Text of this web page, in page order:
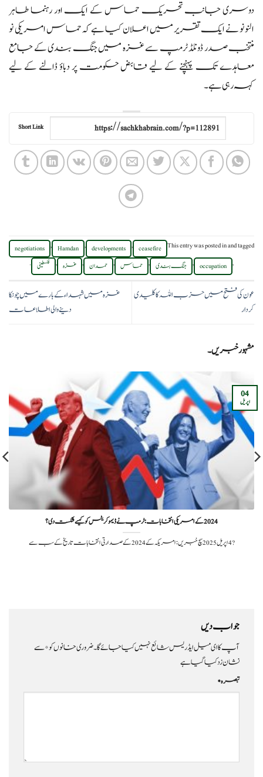
دوسری جانب تحریک حماس کے ایک اور رہنما طاہر
النونو نے ایک تقریر میں اعلان کیا ہے کہ حماس امریکی نو
منتخب صدر ڈونلڈ ٹرمپ سے غزہ میں جنگ بندی کے جامع
معاہدے تک پہنچنے کے لیے قابض حکومت پر دباؤ ڈالنے کے لیے
کہہ رہی ہے۔
Short Link
This entry was posted inand tagged
ceasefire
,
developments
,
Hamdan
,
negotiations
,
occupation
, جنگ بندی , حماس , حمدان , غزہ , فلسطینی .
عون کی فتح میں حزب اللہ کا کلیدی
کردار
غزہ میں شہداء کے بارے میں چونکا
دینے والی اطلاعات
مشہور خبریں۔
?️ 4 اپریل 2025 سچ خبریں:امریکہ کے 2024 کے صدارتی انتخابات تاریخ کے سب سے
04
اپریل
جواب دیں
آپ کا ای میل ایڈریس شائع نہیں کیا جائے گا۔ضروری خانوں کو*سے
نشان زد کیا گیا ہے
تبصرہ*